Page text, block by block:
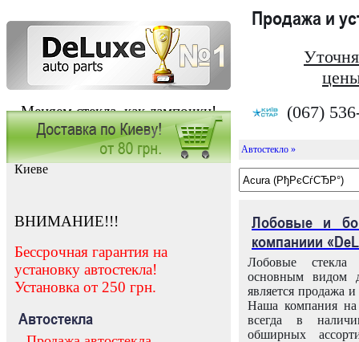
Меняем стекла, как лампочки!
Продажа и
(067)
Заказать установку автостекла в
Киеве
ВНИМАНИЕ!!!
Бессрочная гарантия на
установку автостекла!
Установка от 250 грн.
Автостекла
Автостекло »
Лобовые и
компаниии
Лобовые
основным видом
является продажа и
Наша компания на
всегда в
обширных